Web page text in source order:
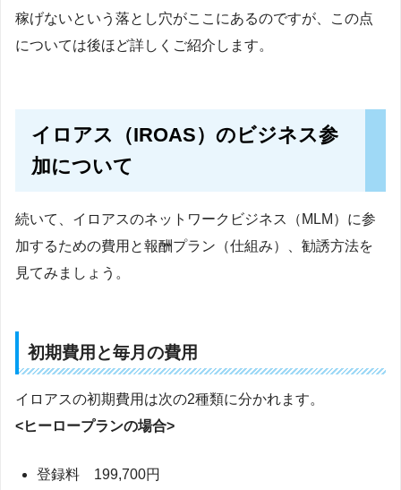
稼げないという落とし穴がここにあるのですが、この点
については後ほど詳しくご紹介します。
イロアス（IROAS）のビジネス参
加について
続いて、イロアスのネットワークビジネス（MLM）に参
加するための費用と報酬プラン（仕組み）、勧誘方法を
見てみましょう。
初期費用と毎月の費用
イロアスの初期費用は次の2種類に分かれます。
<ヒーロープランの場合>
登録料 199,700円